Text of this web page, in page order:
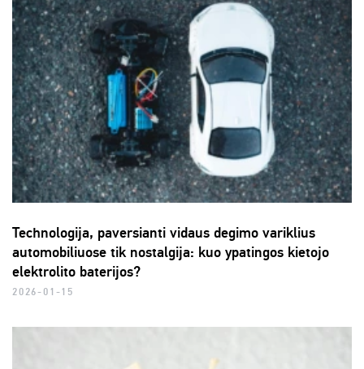
Technologija, paversianti vidaus degimo variklius
automobiliuose tik nostalgija: kuo ypatingos kietojo
elektrolito baterijos?
2026-01-15